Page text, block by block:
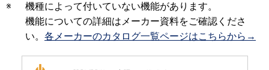
※
機種によって付いていない機能があります。
機能についての詳細はメーカー資料をご確認くださ
い。 各メーカーのカタログ一覧ページはこちらから→